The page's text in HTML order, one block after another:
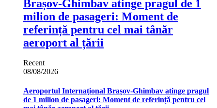
Brașov‑Ghimbav atinge pragul de 1
milion de pasageri: Moment de
referință pentru cel mai tânăr
aeroport al țării
Recent
08/08/2026
Aeroportul Internațional Brașov‑Ghimbav atinge pragul
de 1 milion de pasageri: Moment de referință pentru cel